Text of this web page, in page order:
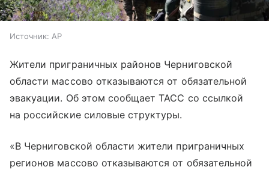
Источник: AP
Жители приграничных районов Черниговской
области массово отказываются от обязательной
эвакуации. Об этом сообщает ТАСС со ссылкой
на российские силовые структуры.
«В Черниговской области жители приграничных
регионов массово отказываются от обязательной